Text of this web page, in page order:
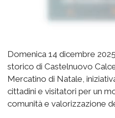
Domenica 14 dicembre
storico di Castelnuovo
Mercatino di Natale,
cittadini e visitatori per un
comunità e valorizzazione